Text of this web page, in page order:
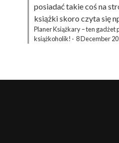
posiadać takie coś na
książki skoro czyta się
Planer Książkary – ten gadżet
książkoholik! · 8 December